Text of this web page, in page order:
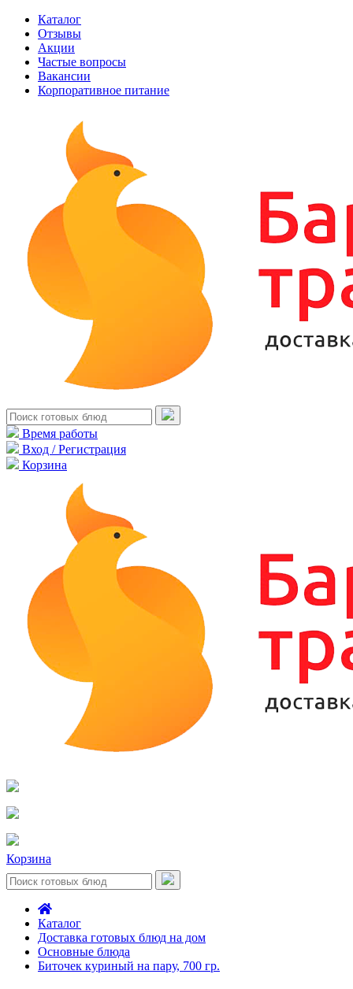
Каталог
Отзывы
Акции
Частые вопросы
Вакансии
Корпоративное питание
Время работы
Вход / Регистрация
Корзина
Корзина
Каталог
Доставка готовых блюд на дом
Основные блюда
Биточек куриный на пару, 700 гр.